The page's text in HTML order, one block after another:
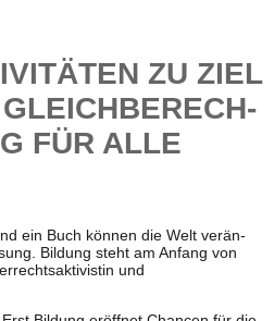
ZU ZIEL
FÜR ALLE
ein Buch kön­nen die Welt ver­än­
Bil­dung steht am Anfang von
und